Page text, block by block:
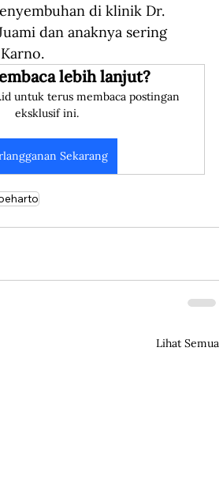
di klinik Dr.
dan anaknya sering
lebih lanjut?
untuk terus membaca postingan
eksklusif ini.
Sekarang
Lihat Semua